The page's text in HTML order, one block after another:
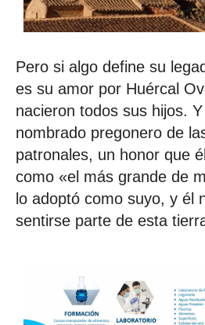
Pero si algo define su
es su amor por Huércal
nacieron todos sus hijos.
nombrado pregonero de
patronales, un honor que
como «el más grande de
lo adoptó como suyo, y él
sentirse parte de esta